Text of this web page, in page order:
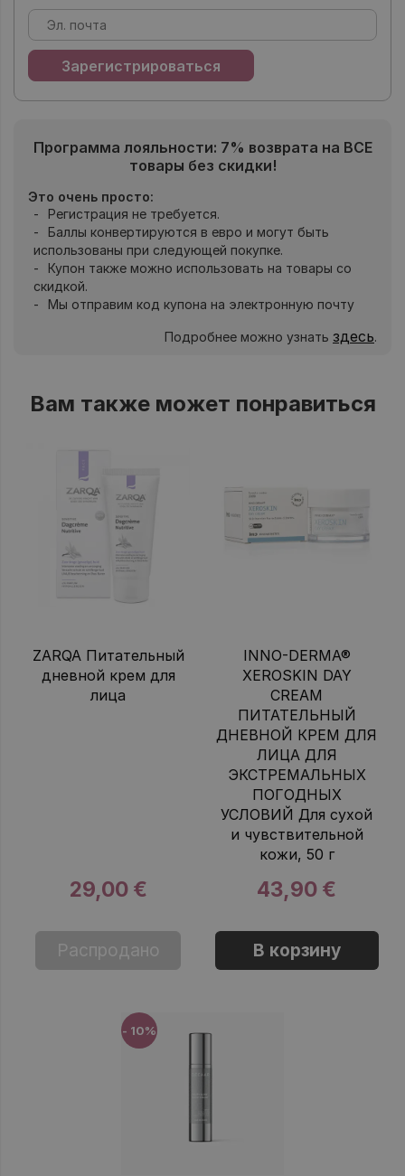
Программа лояльности: 7% возврата на ВСЕ
товары без скидки!
Это очень просто:
Регистрация не требуется.
Баллы конвертируются в евро и могут быть
использованы при следующей покупке.
Купон также можно использовать на товары со
скидкой.
Мы отправим код купона на электронную почту
Подробнее можно узнать здесь.
Вам также может понравиться
ZARQA Питательный
дневной крем для
лица
29,00 €
Распродано
INNO-DERMA®
XEROSKIN DAY
CREAM
ПИТАТЕЛЬНЫЙ
ДНЕВНОЙ КРЕМ ДЛЯ
ЛИЦА ДЛЯ
ЭКСТРЕМАЛЬНЫХ
ПОГОДНЫХ
УСЛОВИЙ Для сухой
и чувствительной
кожи, 50 г
43,90 €
В корзину
- 10%